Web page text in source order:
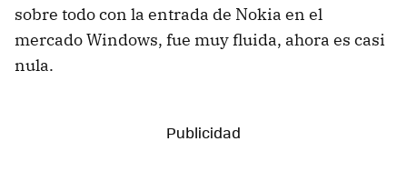
sobre todo con la entrada de Nokia en el
mercado Windows, fue muy fluida, ahora es casi
nula.